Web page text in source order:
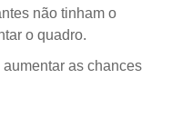
não tinham o
o quadro.
as chances